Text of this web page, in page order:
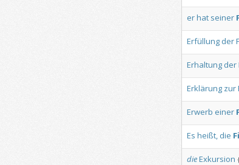
erhat seiner
Erfüllung der
Erhaltung der
Erklärung zur
Erwerb einer
Es heißt, die
dieExkursion